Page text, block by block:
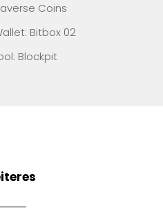
Coins
Bitbox 02
Blockpit